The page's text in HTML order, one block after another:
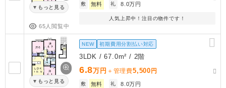
もっと見る
65人閲覧中
敷 無料 礼 8.0万円
人気上昇中！注目の物件です！
もっと見る
NEW 初期費用分割払い対応
3LDK / 67.0m² / 2階
6.8万円 ＋管理費5,500 円
敷 無料 礼 8.0万円